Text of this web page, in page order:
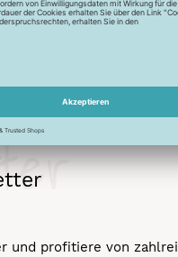
Maschinensticken
und profitiere von